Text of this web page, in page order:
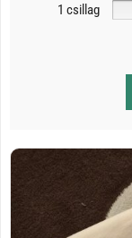
1 csillag